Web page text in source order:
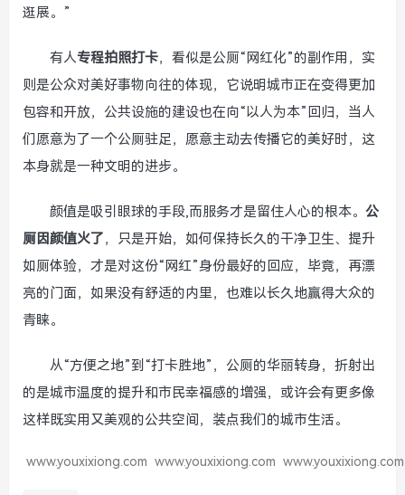
逛展。”
有人专程拍照打卡，看似是公厕“网红化”的副作用，实
则是公众对美好事物向往的体现，它说明城市正在变得更加
包容和开放，公共设施的建设也在向“以人为本”回归，当人
们愿意为了一个公厕驻足，愿意主动去传播它的美好时，这
本身就是一种文明的进步。
颜值是吸引眼球的手段,而服务才是留住人心的根本。 公
厕因颜值火了，只是开始，如何保持长久的干净卫生、提升
如厕体验，才是对这份“网红”身份最好的回应，毕竟，再漂
亮的门面，如果没有舒适的内里，也难以长久地赢得大众的
青睐。
从“方便之地”到“打卡胜地”，公厕的华丽转身，折射出
的是城市温度的提升和市民幸福感的增强，或许会有更多像
这样既实用又美观的公共空间，装点我们的城市生活。
www.youxixiong.com www.youxixiong.com www.youxixiong.com